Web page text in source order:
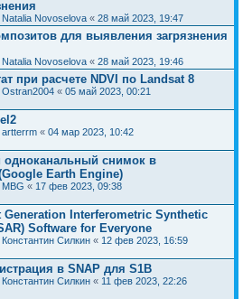
Natalia Novoselova « 28 май 2023, 19:47
для выявления загрязнения
Natalia Novoselova « 28 май 2023, 19:46
при расчете NDVI по Landsat 8
Ostran2004 « 05 май 2023, 00:21
artterrm « 04 мар 2023, 10:42
одноканальный снимок в
Earth Engine)
MBG « 17 фев 2023, 09:38
Generation Interferometric Synthetic
Software for Everyone
Константин Силкин « 12 фев 2023, 16:59
в SNAP для S1B
Константин Силкин « 11 фев 2023, 22:26